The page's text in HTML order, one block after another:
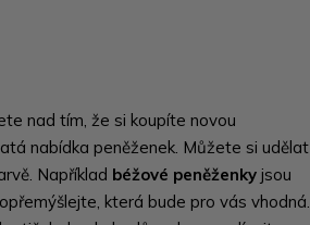
nad tím, že si koupíte novou
nabídka peněženek. Můžete si udělat
Například béžové peněženky jsou
která bude pro vás vhodná.